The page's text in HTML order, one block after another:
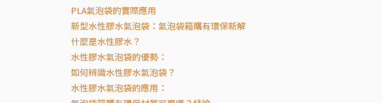
PLA氣泡袋的實際應用
新型水性膠水氣泡袋：氣泡袋箱購有環保新解
什麼是水性膠水？
水性膠水氣泡袋的優勢：
如何辨識水性膠水氣泡袋？
水性膠水氣泡袋的應用：